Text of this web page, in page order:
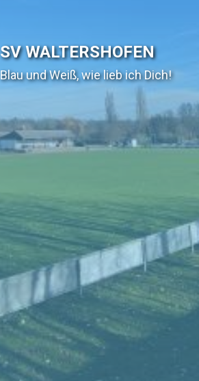
SV WALTERSHOFEN
Blau und Weiß, wie lieb ich Dich!